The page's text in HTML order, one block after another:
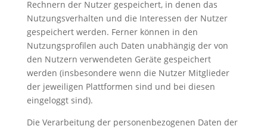
Rechnern der Nutzer gespeichert, in denen das
Nutzungsverhalten und die Interessen der Nutzer
gespeichert werden. Ferner können in den
Nutzungsprofilen auch Daten unabhängig der von
den Nutzern verwendeten Geräte gespeichert
werden (insbesondere wenn die Nutzer Mitglieder
der jeweiligen Plattformen sind und bei diesen
eingeloggt sind).
Die Verarbeitung der personenbezogenen Daten der